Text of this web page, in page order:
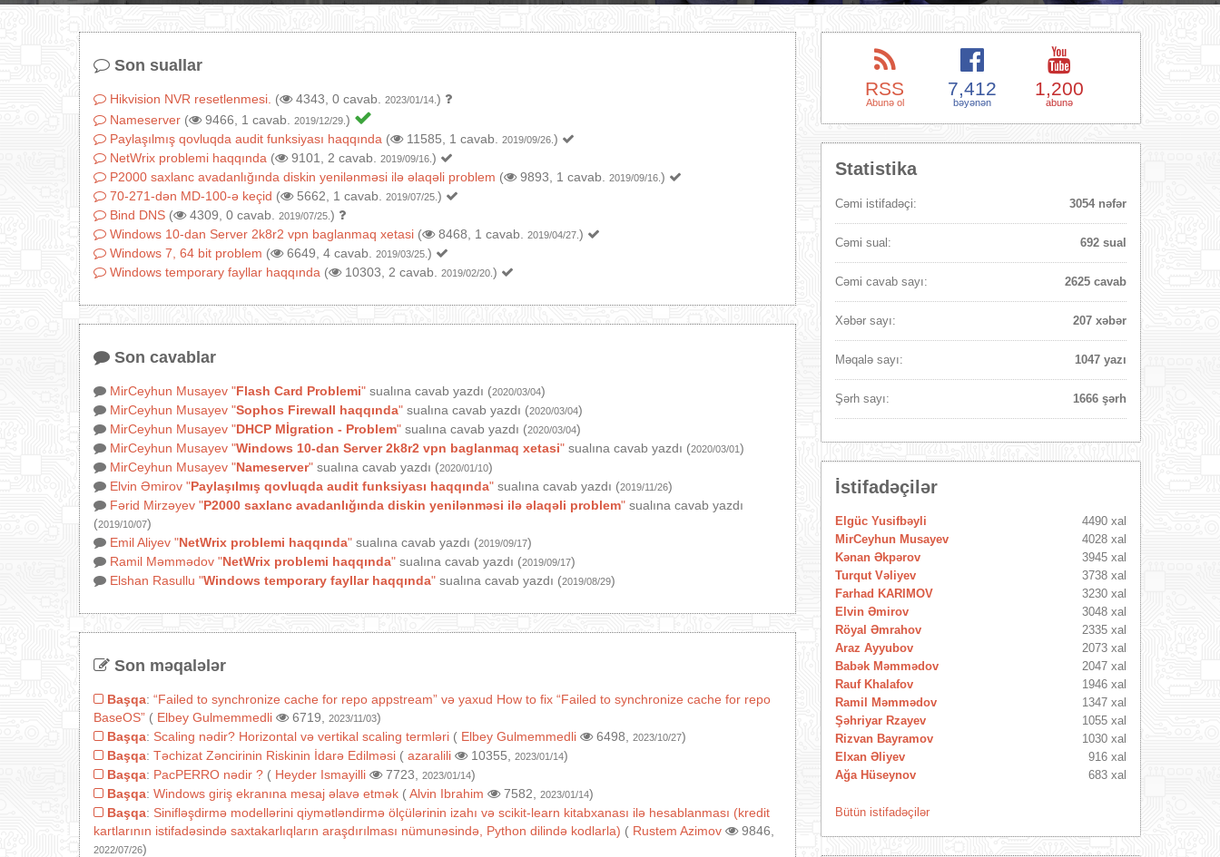
Son suallar
Hikvision NVR resetlenmesi. ( 4343, 0 cavab. 2023/01/14. )
Nameserver ( 9466, 1 cavab. 2019/12/29. )
Paylaşılmış qovluqda audit funksiyası haqqında ( 11585, 1 cavab. 2019/09/26. )
NetWrix problemi haqqında ( 9101, 2 cavab. 2019/09/16. )
P2000 saxlanc avadanlığında diskin yenilənməsi ilə əlaqəli problem ( 9893, 1 cavab. 2019/09/16. )
70-271-dən MD-100-ə keçid ( 5662, 1 cavab. 2019/07/25. )
Bind DNS ( 4309, 0 cavab. 2019/07/25. )
Windows 10-dan Server 2k8r2 vpn baglanmaq xetasi ( 8468, 1 cavab. 2019/04/27. )
Windows 7, 64 bit problem ( 6649, 4 cavab. 2019/03/25. )
Windows temporary fayllar haqqında ( 10303, 2 cavab. 2019/02/20. )
Son cavablar
MirCeyhun Musayev "Flash Card Problemi" sualına cavab yazdı (2020/03/04)
MirCeyhun Musayev "Sophos Firewall haqqında" sualına cavab yazdı (2020/03/04)
MirCeyhun Musayev "DHCP Mİgration - Problem" sualına cavab yazdı (2020/03/04)
MirCeyhun Musayev "Windows 10-dan Server 2k8r2 vpn baglanmaq xetasi" sualına cavab yazdı (2020/03/01)
MirCeyhun Musayev "Nameserver" sualına cavab yazdı (2020/01/10)
Elvin Əmirov "Paylaşılmış qovluqda audit funksiyası haqqında" sualına cavab yazdı (2019/11/26)
Fərid Mirzəyev "P2000 saxlanc avadanlığında diskin yenilənməsi ilə əlaqəli problem" sualına cavab yazdı
(2019/10/07)
Emil Aliyev "NetWrix problemi haqqında" sualına cavab yazdı (2019/09/17)
Ramil Məmmədov "NetWrix problemi haqqında" sualına cavab yazdı (2019/09/17)
Elshan Rasullu "Windows temporary fayllar haqqında" sualına cavab yazdı (2019/08/29)
Son məqalələr
Başqa: “Failed to synchronize cache for repo appstream” və yaxud How to fix “Failed to synchronize cache for repo
BaseOS” ( Elbey Gulmemmedli 6719, 2023/11/03)
Başqa: Scaling nədir? Horizontal və vertikal scaling termləri ( Elbey Gulmemmedli 6498, 2023/10/27)
Başqa: Təchizat Zəncirinin Riskinin İdarə Edilməsi ( azaralili 10355, 2023/01/14)
Başqa: PacPERRO nədir ? ( Heyder Ismayilli 7723, 2023/01/14)
Başqa: Windows giriş ekranına mesaj əlavə etmək (Alvin Ibrahim 7582, 2023/01/14)
Başqa: Sinifləşdirmə modellərini qiymətləndirmə ölçülərinin izahı və scikit-learn kitabxanası ilə hesablanması (kredit
kartlarının istifadəsində saxtakarlıqların araşdırılması nümunəsində, Python dilində kodlarla) ( Rustem Azimov 9846,
2022/07/26)
RSS
Abunə ol
7,412
bəyənən
1,200
abunə
Statistika
Cəmi istifadəçi: 3054 nəfər
Cəmi sual: 692 sual
Cəmi cavab sayı: 2625 cavab
Xəbər sayı: 207 xəbər
Məqalə sayı: 1047 yazı
Şərh sayı: 1666 şərh
İstifadəçilər
Elgüc Yusifbəyli
4490 xal
MirCeyhun Musayev
4028 xal
Kənan Əkpərov
3945 xal
Turqut Vəliyev
3738 xal
Farhad KARIMOV
3230 xal
Elvin Əmirov
3048 xal
Röyal Əmrahov
2335 xal
Araz Ayyubov
2073 xal
Babək Məmmədov
2047 xal
Rauf Khalafov
1946 xal
Ramil Məmmədov
1347 xal
Şəhriyar Rzayev
1055 xal
Rizvan Bayramov
1030 xal
Elxan Əliyev
916 xal
Ağa Hüseynov
683 xal
Bütün istifadəçilər